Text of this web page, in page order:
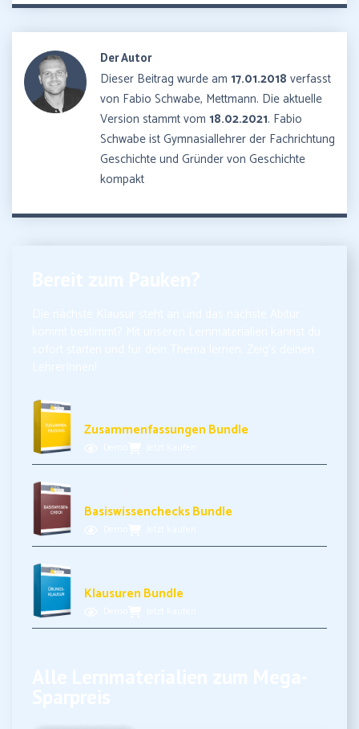
Der Autor
Dieser Beitrag wurde am 17.01.2018 verfasst
von Fabio Schwabe, Mettmann. Die aktuelle
Version stammt vom 18.02.2021. Fabio
Schwabe ist Gymnasiallehrer der Fachrichtung
Geschichte und Gründer von Geschichte
kompakt
Zusammenfassungen Bundle
Basiswissenchecks Bundle
Klausuren Bundle